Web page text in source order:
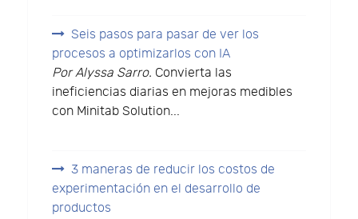
Seis pasos para pasar de ver los
procesos a optimizarlos con IA
Por Alyssa Sarro. Convierta las
ineficiencias diarias en mejoras medibles
con Minitab Solution...
3 maneras de reducir los costos de
experimentación en el desarrollo de
productos